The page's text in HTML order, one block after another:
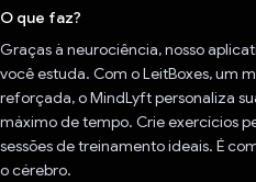
O que faz?
Graças à neurociência, nosso
você estuda. Com o LeitBoxes, um
reforçada, o MindLyft personaliza
máximo de tempo. Crie exercícios
sessões de treinamento ideais. É
o cérebro.